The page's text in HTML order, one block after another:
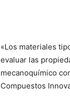
«Los materiales
evaluar las
mecanoquímico
Compuestos